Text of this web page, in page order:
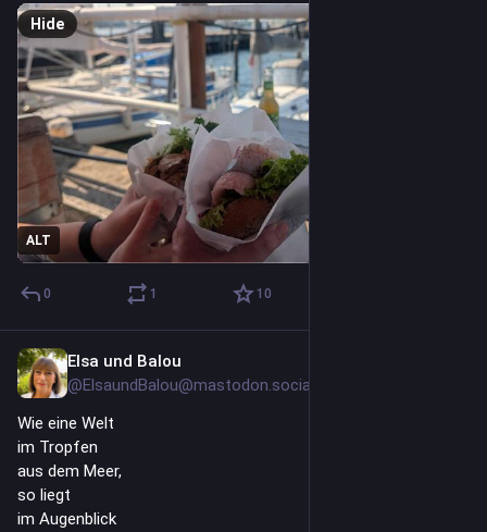
ALT
Hide
0 1 10
Elsa und Balou
@ElsaundBalou@mastodon.social
Wie eine Welt
im Tropfen
aus dem Meer,
so liegt
im Augenblick